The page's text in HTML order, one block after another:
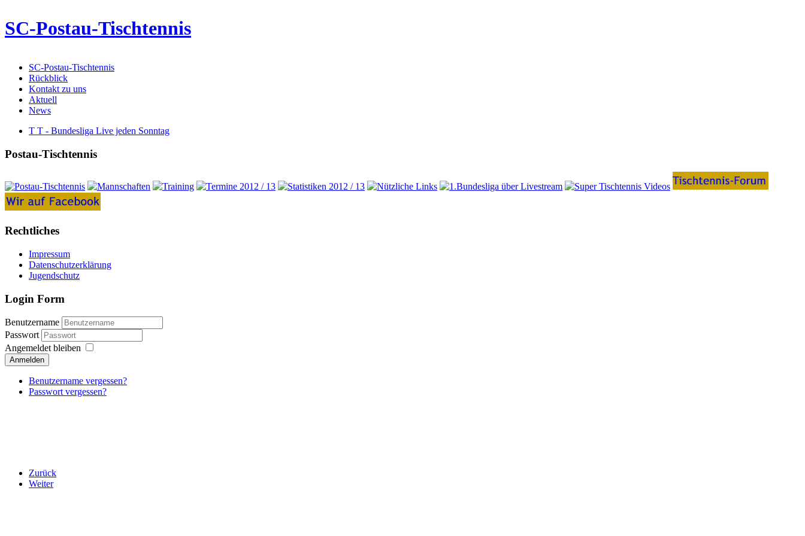
SC-Postau-Tischtennis
SC-Postau-Tischtennis
Rückblick
Kontakt zu uns
Aktuell
News
T T - Bundesliga Live jeden Sonntag
Postau-Tischtennis
Rechtliches
Impressum
Datenschutzerklärung
Jugendschutz
Login Form
Benutzername
Passwort
Angemeldet bleiben
Anmelden
Benutzername vergessen?
Passwort vergessen?
Zurück
Weiter